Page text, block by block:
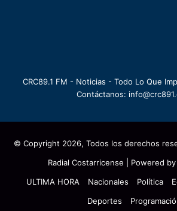
CRC89.1 FM - Noticias - Todo Lo Que
Contáctanos:
© Copyright 2026, Todos los derechos
Radial Costarricense | Powered by
ULTIMA HORA
Nacionales Política
Deportes